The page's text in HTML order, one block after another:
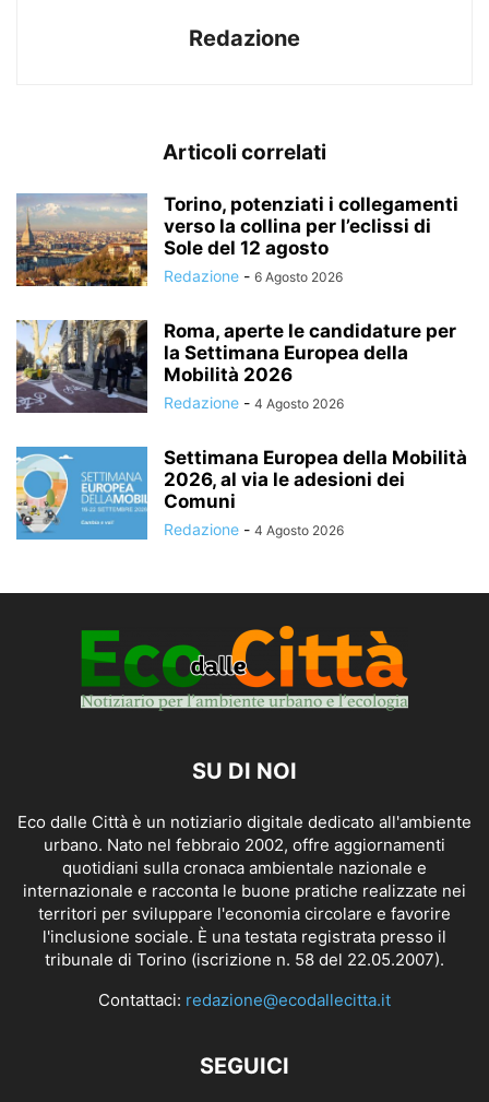
Redazione
Articoli correlati
Torino, potenziati i collegamenti
verso la collina per l’eclissi di
Sole del 12 agosto
Redazione - 6 Agosto 2026
Roma, aperte le candidature per
la Settimana Europea della
Mobilità 2026
Redazione - 4 Agosto 2026
Settimana Europea della Mobilità
2026, al via le adesioni dei
Comuni
Redazione - 4 Agosto 2026
SU DI NOI
Eco dalle Città è un notiziario digitale dedicato all'ambiente
urbano. Nato nel febbraio 2002, offre aggiornamenti
quotidiani sulla cronaca ambientale nazionale e
internazionale e racconta le buone pratiche realizzate nei
territori per sviluppare l'economia circolare e favorire
l'inclusione sociale. È una testata registrata presso il
tribunale di Torino (iscrizione n. 58 del 22.05.2007).
Contattaci: redazione@ecodallecitta.it
SEGUICI